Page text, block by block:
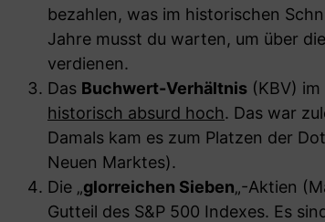
bezahlen, was im historischen
Jahre musst du warten, um über
verdienen.
Das Buchwert-Verhältnis (KBV)
historisch absurd hoch. Das war
Damals kam es zum Platzen der
Neuen Marktes).
Die „glorreichen Sieben„-Aktien
Gutteil des S&P 500 Indexes. Es